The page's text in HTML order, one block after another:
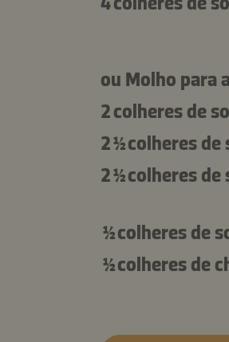
ou Molho para
2 colheres de
2 ½ colheres de
2 ½ colheres de
½ colheres de
½ colheres de